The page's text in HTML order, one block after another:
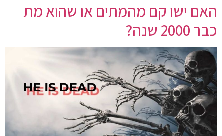
האם ישו קם מהמתים או שהוא מת
כבר 2000 שנה?